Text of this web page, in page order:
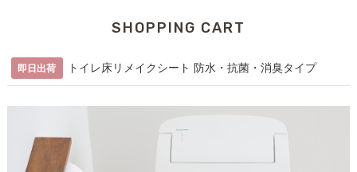
SHOPPING CART
即日出荷 トイレ床リメイクシート 防水・抗菌・消臭タイプ